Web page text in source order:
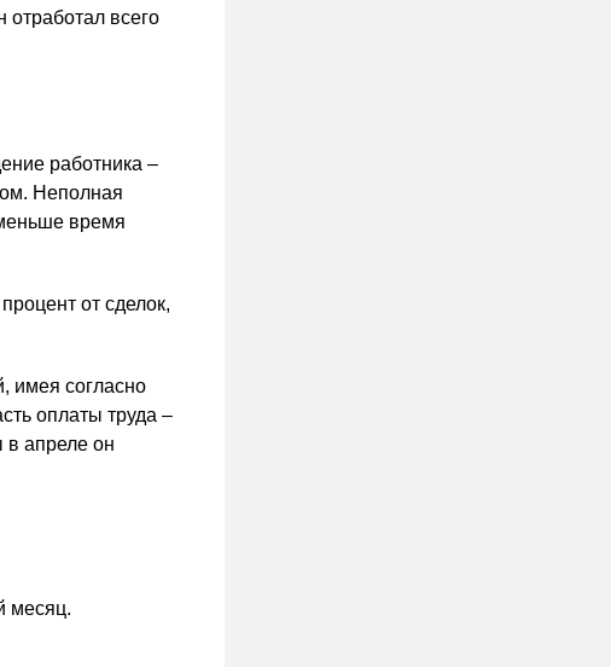
всего
работника –
Неполная
время
от сделок,
имея согласно
оплаты труда –
в апреле он
месяц.